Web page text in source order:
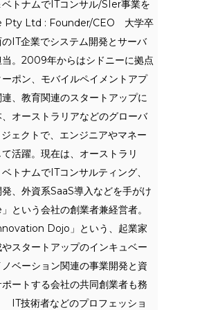
ベトナムでITコンサル/SIer事業を
Pty Ltd : Founder/CEO 大学卒
IT企業でシステム開発とサーバ
当。2009年からはシドニーに拠点
ポン、モバイルペイメントアプ
連、教育関連のスタートアップに
オーストラリアなどのグローバ
ェクトで、エンジニアやマネー
活躍。現在は、オーストラリ
トナムでITコンサルティング、
、外資系SaaS導入などを手がけ
という会社の創業者兼経営者。
Dojo」という、起業家
スタートアップのインキュベー
ベーション関連の事業開発と資
ートする会社の共同創業者も務
IT技術者などのプロフェッショ